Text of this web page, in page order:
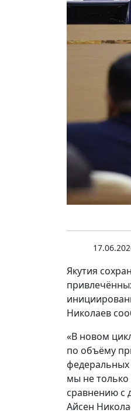
Якутия
Николаев
«В новом
по объёму
федеральных
мы не
сравнению с
Айсен